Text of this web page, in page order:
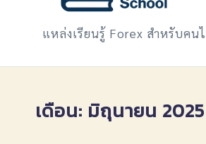
contentแหล่งเรียนรู้ Forex สำหรับคนไ
เดือน: มิถุนายน 2025